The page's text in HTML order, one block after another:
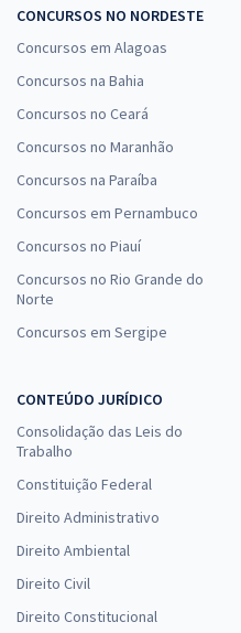
CONCURSOS NO NORDESTE
Concursos em Alagoas
Concursos na Bahia
Concursos no Ceará
Concursos no Maranhão
Concursos na Paraíba
Concursos em Pernambuco
Concursos no Piauí
Concursos no Rio Grande do
Norte
Concursos em Sergipe
CONTEÚDO JURÍDICO
Consolidação das Leis do
Trabalho
Constituição Federal
Direito Administrativo
Direito Ambiental
Direito Civil
Direito Constitucional